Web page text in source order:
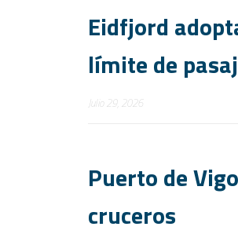
Eidfjord
límite de
Julio 29, 2026
Puerto de
cruceros